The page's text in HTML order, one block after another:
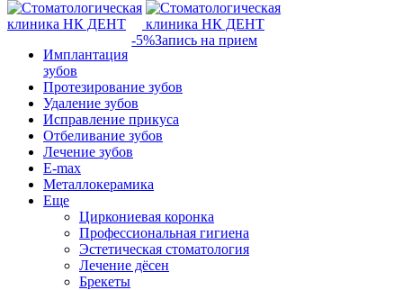
-5%Запись на прием
Имплантация
зубов
Протезирование зубов
Удаление зубов
Исправление прикуса
Отбеливание зубов
Лечение зубов
E-max
Металлокерамика
Еще
Циркониевая коронка
Профессиональная гигиена
Эстетическая стоматология
Лечение дёсен
Брекеты